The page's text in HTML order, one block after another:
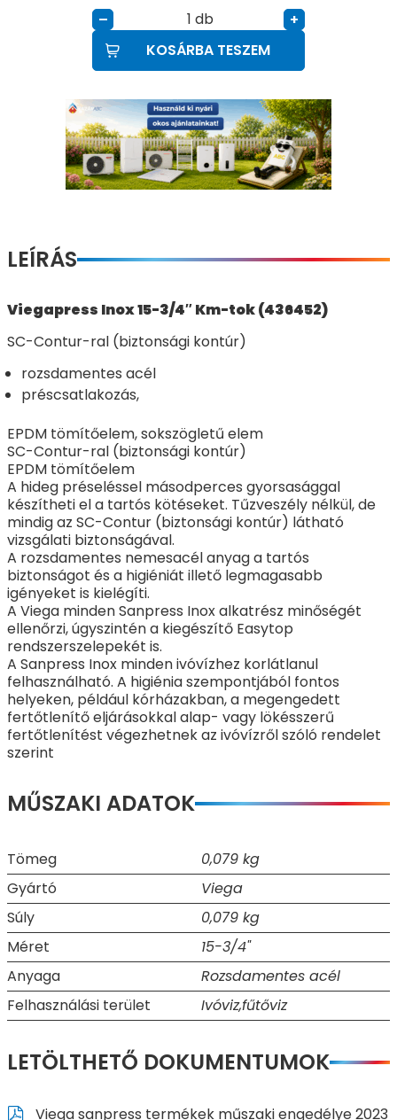
– db
+
KOSÁRBA TESZEM
LEÍRÁS
Viegapress Inox 15-3/4″ Km-tok (436452)
SC-Contur-ral (biztonsági kontúr)
rozsdamentes acél
préscsatlakozás,
EPDM tömítőelem, sokszögletű elem
SC-Contur-ral (biztonsági kontúr)
EPDM tömítőelem
A hideg préseléssel másodperces gyorsasággal
készítheti el a tartós kötéseket. Tűzveszély nélkül, de
mindig az SC-Contur (biztonsági kontúr) látható
vizsgálati biztonságával.
A rozsdamentes nemesacél anyag a tartós
biztonságot és a higiéniát illető legmagasabb
igényeket is kielégíti.
A Viega minden Sanpress Inox alkatrész minőségét
ellenőrzi, úgyszintén a kiegészítő Easytop
rendszerszelepekét is.
A Sanpress Inox minden ivóvízhez korlátlanul
felhasználható. A higiénia szempontjából fontos
helyeken, például kórházakban, a megengedett
fertőtlenítő eljárásokkal alap- vagy lökésszerű
fertőtlenítést végezhetnek az ivóvízről szóló rendelet
szerint
MŰSZAKI ADATOK
Tömeg
0,079 kg
Gyártó
Viega
Súly
0,079 kg
Méret
15-3/4"
Anyaga
Rozsdamentes acél
Felhasználási terület
Ivóviz,fűtőviz
LETÖLTHETŐ DOKUMENTUMOK
Viega sanpress termékek műszaki engedélye 2023